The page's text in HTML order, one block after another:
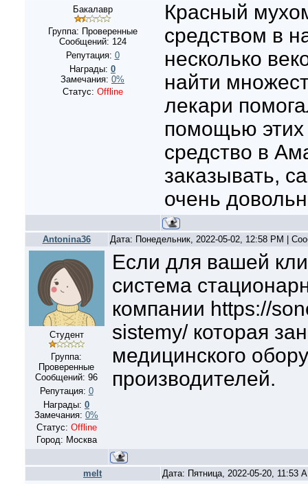
Бакалавр
Группа: Проверенные
Сообщений: 124
Репутация: 0
Награды: 0
Замечания: 0%
Статус: Offline
Красный
средством в
несколько
найти
лекари
помощью этих
средство в
заказывать,
очень
Antonina36 Дата: Понедельник, 2022-05-02, 12:58 PM |
Студент
Группа:
Проверенные
Сообщений: 96
Репутация: 0
Награды: 0
Замечания: 0%
Статус: Offline
Город: Москва
Если для вашей
система
компании https://
sistemy/ которая
медицинского
производителей.
melt
Дата: Пятница, 2022-05-20, 11:53